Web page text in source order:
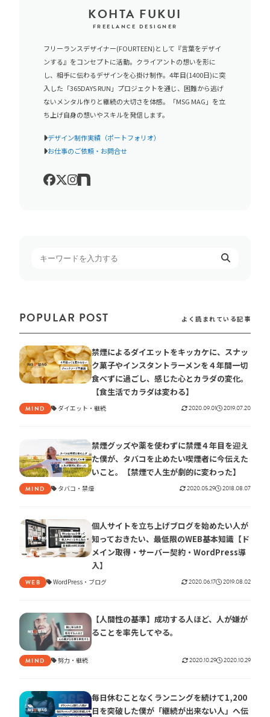
KOHTA FUKUI
FREELANCE DESIGNER
フリーランスデザイナー(FOURTEEN)として『言葉をデザイ
ンする』をコンセプトに活動。クライアントの想いを形に
し、相手に伝わるデザインを心掛け制作。4年目(1400日)に突
入した「365DAYS RUN」プロジェクトを通じ、困難から逃げ
ないメンタル作りと継続の大切さを体感。「MSG MAG」を立
ち上げ自身の想いやスキルを発信します。
デザイン制作実績（ポートフォリオ）
お仕事のご依頼・お問合せ
POPULAR POST よく読まれている記事
禁煙によるダイエットをキッカケに、スナッ
ク菓子やインスタントラーメンを４年間一切
食べずに過ごし、感じた心とカラダの変化。
【食生活でカラダは変わる】
MIND ダイエット 継続 2020.09.01 2019.07.20
禁煙グッズや薬を使わずに禁煙４年目を迎え
た僕が、タバコを止めたい喫煙者に今伝えた
いこと。【禁煙で人生が劇的に変わった】
MIND タバコ 禁煙 2020.05.29 2018.08.07
個人サイトを立ち上げブログを始めたい人が
知っておきたい、最低限のWEB基本知識【ド
メイン取得・サーバー契約・WordPress導
入】
WEB WordPress ブログ 2020.06.17 2019.08.02
【人間性の基準】成功する人ほど、人が嫌が
ることを率先してやる。
MIND 努力 継続 2020.10.29 2020.10.29
毎日休むことなくランニングを続けて1,200
日を突破した僕が「継続が出来ない人」へ伝